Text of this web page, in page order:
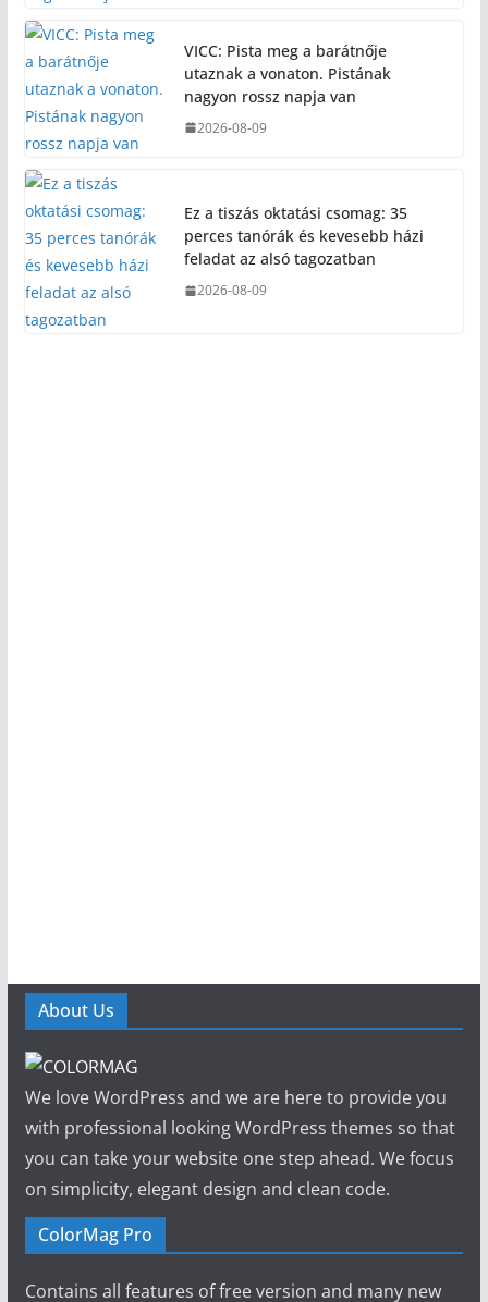
VICC: Pista meg a barátnője
utaznak a vonaton. Pistának
nagyon rossz napja van
2026-08-09
Ez a tiszás oktatási csomag: 35
perces tanórák és kevesebb házi
feladat az alsó tagozatban
2026-08-09
About Us
We love WordPress and we are here to provide you
with professional looking WordPress themes so that
you can take your website one step ahead. We focus
on simplicity, elegant design and clean code.
ColorMag Pro
Contains all features of free version and many new